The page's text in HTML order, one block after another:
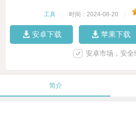
工具 时间：2024-08-20
安卓下载 苹果下载
安卓市场，安全
简介